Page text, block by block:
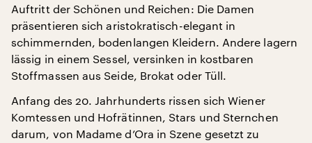
Auftritt der Schönen und Reichen: Die Damen
präsentieren sich aristokratisch-elegant in
schimmernden, bodenlangen Kleidern. Andere lagern
lässig in einem Sessel, versinken in kostbaren
Stoffmassen aus Seide, Brokat oder Tüll.
Anfang des 20. Jahrhunderts rissen sich Wiener
Komtessen und Hofrätinnen, Stars und Sternchen
darum, von Madame d’Ora in Szene gesetzt zu